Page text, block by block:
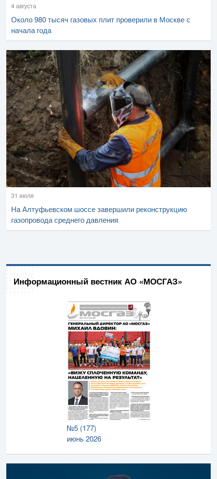
4 августа
Около 980 тысяч газовых плит проверили в Москве с
начала года
31 июля
На Алтуфьевском шоссе завершили реконструкцию
газопровода среднего давления
Информационный вестник АО «МОСГАЗ»
№5 (177)
июнь 2026